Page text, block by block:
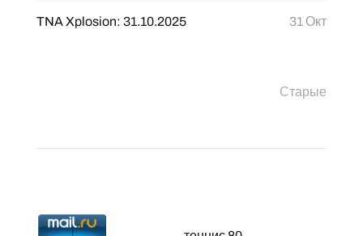
TNA Xplosion: 31.10.2025 31 Окт
Старые